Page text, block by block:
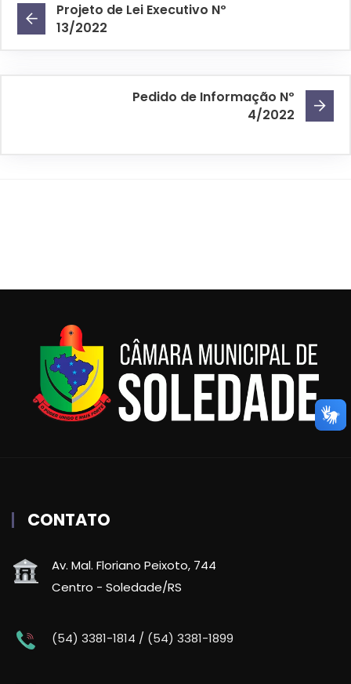
Projeto de Lei Executivo Nº
13/2022
Pedido de Informação Nº
4/2022
CONTATO
Av. Mal. Floriano Peixoto, 744
Centro - Soledade/RS
(54) 3381-1814 / (54) 3381-1899